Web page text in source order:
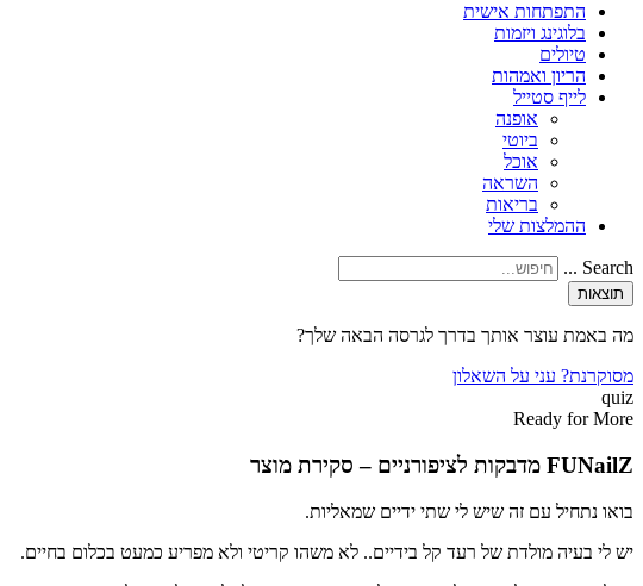
התפתחות אישית
בלוגינג ויזמות
טיולים
הריון ואמהות
לייף סטייל
אופנה
ביוטי
אוכל
השראה
בריאות
ההמלצות שלי
Search ...
תוצאות
מה באמת עוצר אותך בדרך לגרסה הבאה שלך?
מסוקרנת? עני על השאלון
quiz
Ready for More
FUNailZ מדבקות לציפורניים – סקירת מוצר
בואו נתחיל עם זה שיש לי שתי ידיים שמאליות.
יש לי בעיה מולדת של רעד קל בידיים.. לא משהו קריטי ולא מפריע כמעט בכלום בחיים.